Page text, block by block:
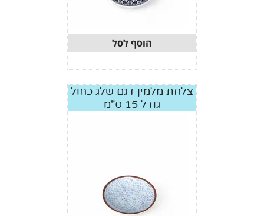
הוסף לסל
צלחת מלמין דגם שלג כחול
גודל 15 ס"מ